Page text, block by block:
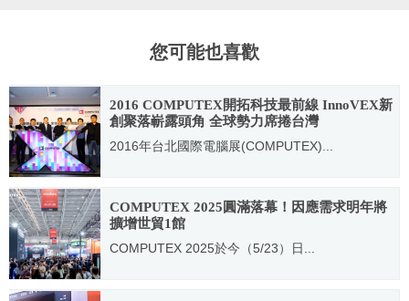
您可能也喜歡
2016 COMPUTEX開拓科技最前線 InnoVEX新
創聚落嶄露頭角 全球勢力席捲台灣
2016年台北國際電腦展(COMPUTEX)...
2016.05.04
COMPUTEX 2025圓滿落幕！因應需求明年將
擴增世貿1館
COMPUTEX 2025於今（5/23）日...
2025.05.23